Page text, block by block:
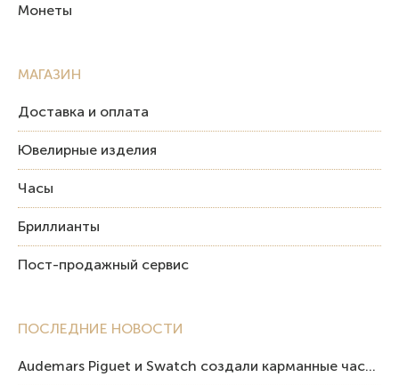
Монеты
ПОСЛЕДНИЕ НОВОСТИ
Audemars Piguet и Swatch создали карманные часы в эстетике Royal Oak и Pop Art
МАГАЗИН
Доставка и оплата
Ювелирные изделия
Часы
Бриллианты
Пост-продажный сервис